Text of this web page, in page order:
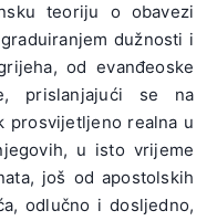
teoriju o obavezi
dužnosti i
od evanđeoske
prislanjajući se na
prosvijetljeno realna u
u isto vrijeme
još od apostolskih
odlučno i dosljedno,